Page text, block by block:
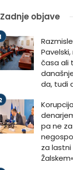
Zadnje objave
časa ali
da, tudi
pa ne
za lastni
Žalskem«